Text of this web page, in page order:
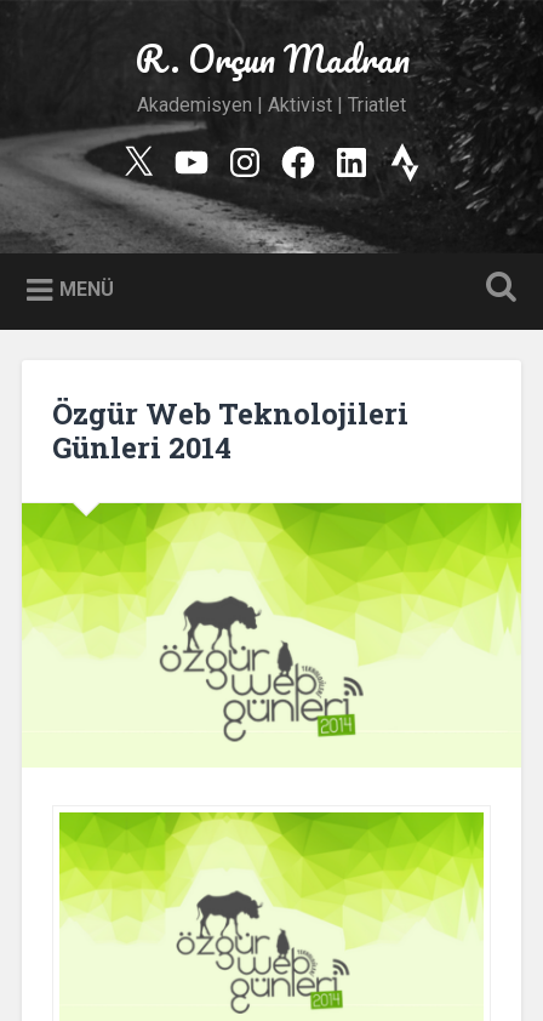
R. Orçun Madran
Akademisyen | Aktivist | Triatlet
TwitterYouTube
Instagram
Facebook
Linkedin
Strava
MENÜ
Özgür Web Teknolojileri
Günleri 2014